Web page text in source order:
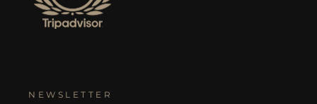
NEWSLETTER